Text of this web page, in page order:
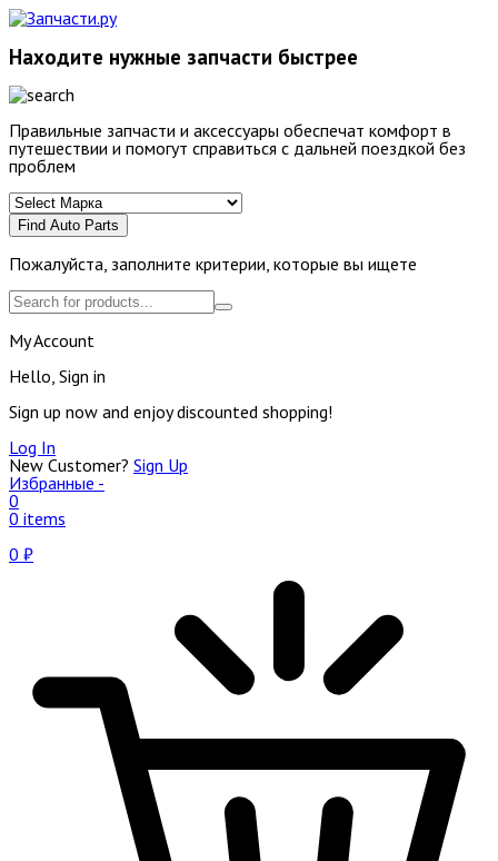
Находите нужные запчасти быстрее
Правильные запчасти и аксессуары обеспечат комфорт в
путешествии и помогут справиться с дальней поездкой без
проблем
Find Auto Parts
Пожалуйста, заполните критерии, которые вы ищете
My Account
Hello, Sign in
Sign up now and enjoy discounted shopping!
Log In
New Customer? Sign Up
Избранные -
0
0 items
0 ₽